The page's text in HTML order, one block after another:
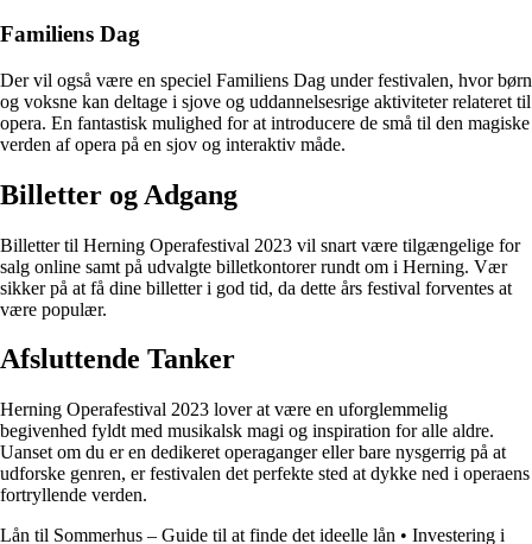
Familiens Dag
Der vil også være en speciel Familiens Dag under festivalen, hvor børn
og voksne kan deltage i sjove og uddannelsesrige aktiviteter relateret til
opera. En fantastisk mulighed for at introducere de små til den magiske
verden af opera på en sjov og interaktiv måde.
Billetter og Adgang
Billetter til Herning Operafestival 2023 vil snart være tilgængelige for
salg online samt på udvalgte billetkontorer rundt om i Herning. Vær
sikker på at få dine billetter i god tid, da dette års festival forventes at
være populær.
Afsluttende Tanker
Herning Operafestival 2023 lover at være en uforglemmelig
begivenhed fyldt med musikalsk magi og inspiration for alle aldre.
Uanset om du er en dedikeret operaganger eller bare nysgerrig på at
udforske genren, er festivalen det perfekte sted at dykke ned i operaens
fortryllende verden.
Lån til Sommerhus – Guide til at finde det ideelle lån • Investering i